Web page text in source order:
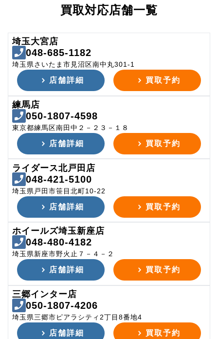
買取対応店舗一覧
埼玉大宮店
048-685-1182
埼玉県さいたま市見沼区南中丸301-1
店舗詳細 買取予約
練馬店
050-1807-4598
東京都練馬区南田中２－２３－１８
店舗詳細 買取予約
ライダース北戸田店
048-421-5100
埼玉県戸田市笹目北町10-22
店舗詳細 買取予約
ホイールズ埼玉新座店
048-480-4182
埼玉県新座市野火止７－４－２
店舗詳細 買取予約
三郷インター店
050-1807-4206
埼玉県三郷市ピアラシティ2丁目8番地4
店舗詳細 買取予約